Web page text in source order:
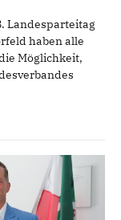
Landesparteitag
haben alle
Möglichkeit,